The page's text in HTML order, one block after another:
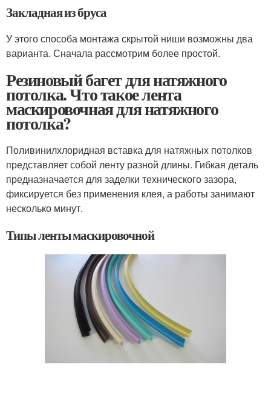
Закладная из бруса
У этого способа монтажа скрытой ниши возможны два
варианта. Сначала рассмотрим более простой.
Резиновый багет для натяжного
потолка. Что такое лента
маскировочная для натяжного
потолка?
Поливинилхлоридная вставка для натяжных потолков
представляет собой ленту разной длины. Гибкая деталь
предназначается для заделки технического зазора,
фиксируется без применения клея, а работы занимают
несколько минут.
Типы ленты маскировочной